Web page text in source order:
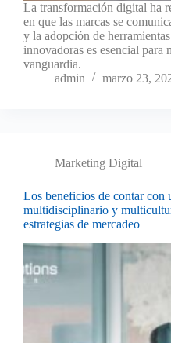
La transformación digital ha
en que las marcas se
y la adopción de
innovadoras es esencial para
vanguardia.
admin
marzo 23,
Marketing Digital
Los beneficios de contar con
multidisciplinario y
estrategias de mercadeo